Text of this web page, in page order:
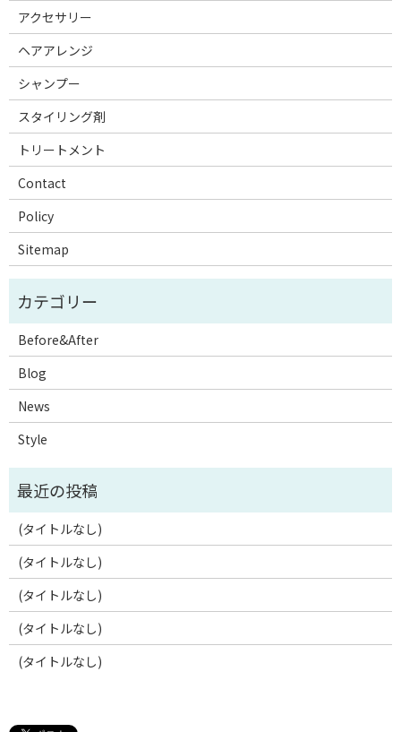
アクセサリー
ヘアアレンジ
シャンプー
スタイリング剤
トリートメント
Contact
Policy
Sitemap
Before&After
Blog
News
Style
(タイトルなし)
(タイトルなし)
(タイトルなし)
(タイトルなし)
(タイトルなし)